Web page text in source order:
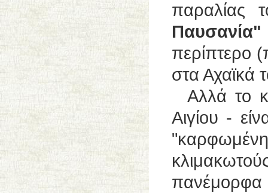
παραλίας
Παυσανία"
περίπτερο
στα Αχαϊκά
Αλλά το
Αιγίου -
πανέμορφα